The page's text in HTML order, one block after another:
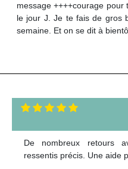
message ++++courage
le jour J. Je te fais de gros
semaine. Et on se dit à
De nombreux retours
ressentis précis. Une aide